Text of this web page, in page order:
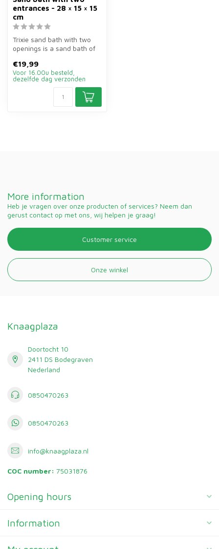
entrances - 28 × 15 × 15
cm
Trixie sand bath with two
openings is a sand bath of
plexiglass...
€19,99
Voor 16.00u besteld,
dezelfde dag verzonden
More information
Heb je vragen over onze producten of services? Neem dan
gerust contact op met ons, wij helpen je graag!
Customer service
Onze winkel
Knaagplaza
Doortocht 10
2411 DS Bodegraven
Nederland
0850470263
0850470263
info@knaagplaza.nl
COC number: 75031876
Opening hours
Information